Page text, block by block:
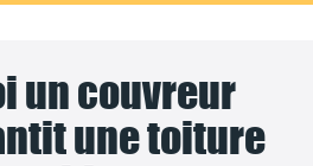
un couvreur
une toiture